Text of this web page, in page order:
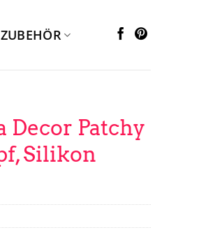
Decor Patchy
Silikon